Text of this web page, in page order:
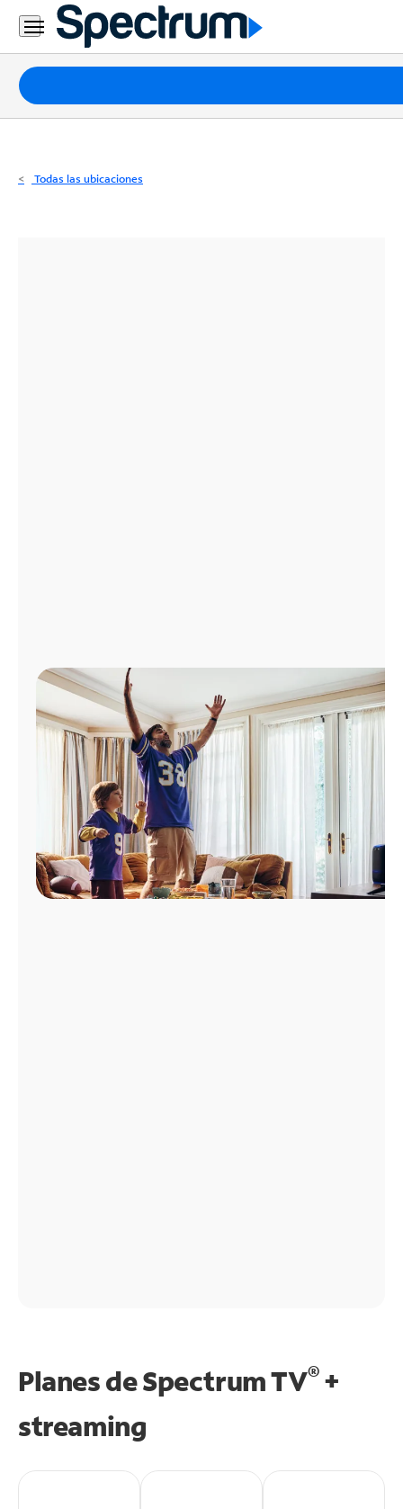
Residencial
Business
Paquetes
Internet
Todas las ubicaciones
Planes de Spectrum TV®+
streaming